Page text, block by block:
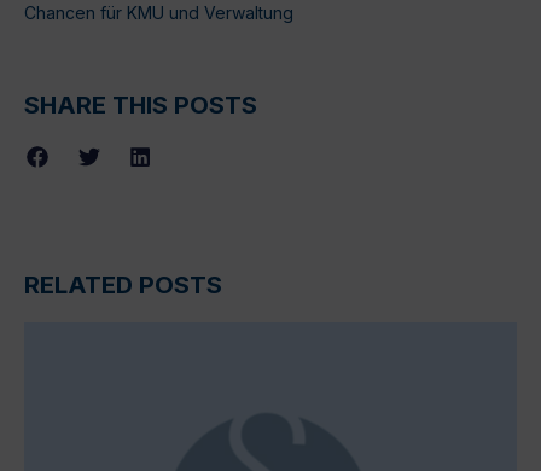
Chancen für KMU und Verwaltung
SHARE THIS POSTS
RELATED POSTS